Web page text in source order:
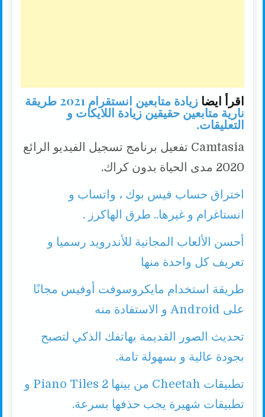
اقرأ ايضا زيادة متابعين انستقرام 2021 طريقة
نارية متابعين حقيقين زيادة اللايكات و
التعليقات.
Camtasia تفعيل برنامج تسجيل الفيديو الرائع
2020 مدى الحياة بدون كراك.
اختراق حساب فيس بوك ، واتساب و
انستاغرام و غيرها.. طرق الهاكرز .
أحسن الألعاب المجانية للأندرويد رسميا و
تعريف كل واحدة منها
طريقة استخدام مايكروسوفت أوفيس مجانًا
على Android و الاستفادة منه
تحديث الصور القديمة بهاتفك الذكي لتصبح
بجودة عالية و بسهولة تامة.
تطبيقات Cheetah من بينها Piano Tiles 2 و
تطبيقات شهيرة يجب حذفها بسرعة.